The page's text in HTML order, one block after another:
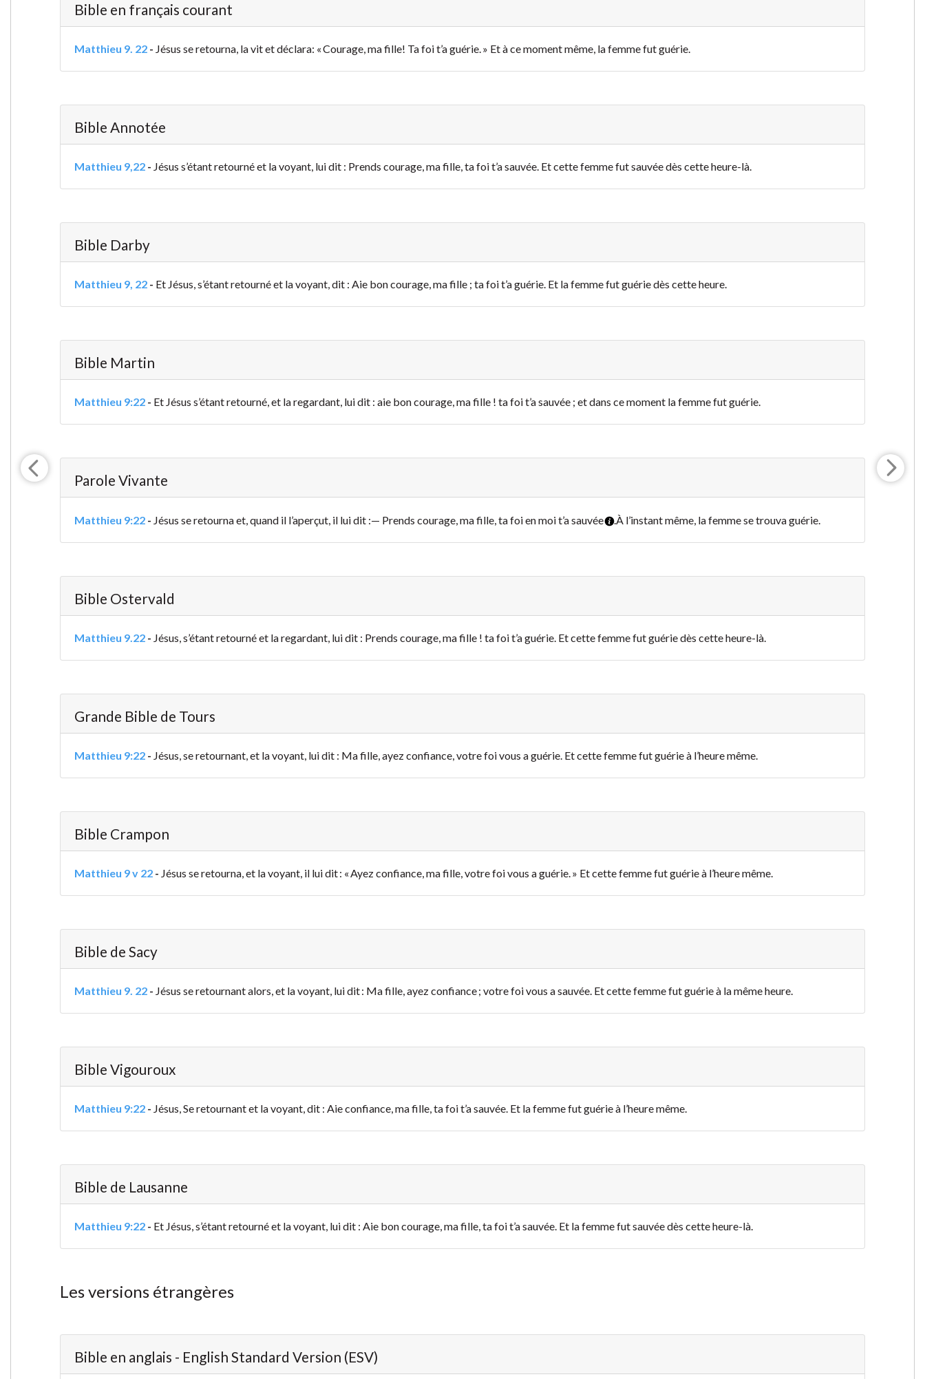
Bible en français courant
Matthieu 9. 22- Jésus se retourna, la vit et déclara: « Courage, ma fille! Ta foi t’a guérie. » Et à ce moment même, la femme fut guérie.
Bible Annotée
Matthieu 9,22- Jésus s’étant retourné et la voyant, lui dit : Prends courage, ma fille, ta foi t’a sauvée. Et cette femme fut sauvée dès cette heure-là.
Bible Darby
Matthieu 9, 22- Et Jésus, s’étant retourné et la voyant, dit : Aie bon courage, ma fille ; ta foi t’a guérie. Et la femme fut guérie dès cette heure.
Bible Martin
Matthieu 9:22- Et Jésus s’étant retourné, et la regardant, lui dit : aie bon courage, ma fille ! ta foi t’a sauvée ; et dans ce moment la femme fut guérie.
Parole Vivante
Matthieu 9:22- Jésus se retourna et, quand il l’aperçut, il lui dit :— Prends courage, ma fille, ta foi en moi t’a sauvée .À l’instant même, la femme se trouva guérie.
Bible Ostervald
Matthieu 9.22- Jésus, s’étant retourné et la regardant, lui dit : Prends courage, ma fille ! ta foi t’a guérie. Et cette femme fut guérie dès cette heure-là.
Grande Bible de Tours
Matthieu 9:22- Jésus, se retournant, et la voyant, lui dit : Ma fille, ayez confiance, votre foi vous a guérie. Et cette femme fut guérie à l’heure même.
Bible Crampon
Matthieu 9 v 22- Jésus se retourna, et la voyant, il lui dit : « Ayez confiance, ma fille, votre foi vous a guérie. » Et cette femme fut guérie à l’heure même.
Bible de Sacy
Matthieu 9. 22- Jésus se retournant alors, et la voyant, lui dit : Ma fille, ayez confiance ; votre foi vous a sauvée. Et cette femme fut guérie à la même heure.
Bible Vigouroux
Matthieu 9:22- Jésus, Se retournant et la voyant, dit : Aie confiance, ma fille, ta foi t’a sauvée. Et la femme fut guérie à l’heure même.
Bible de Lausanne
Matthieu 9:22- Et Jésus, s’étant retourné et la voyant, lui dit : Aie bon courage, ma fille, ta foi t’a sauvée. Et la femme fut sauvée dès cette heure-là.
Les versions étrangères
Bible en anglais - English Standard Version (ESV)